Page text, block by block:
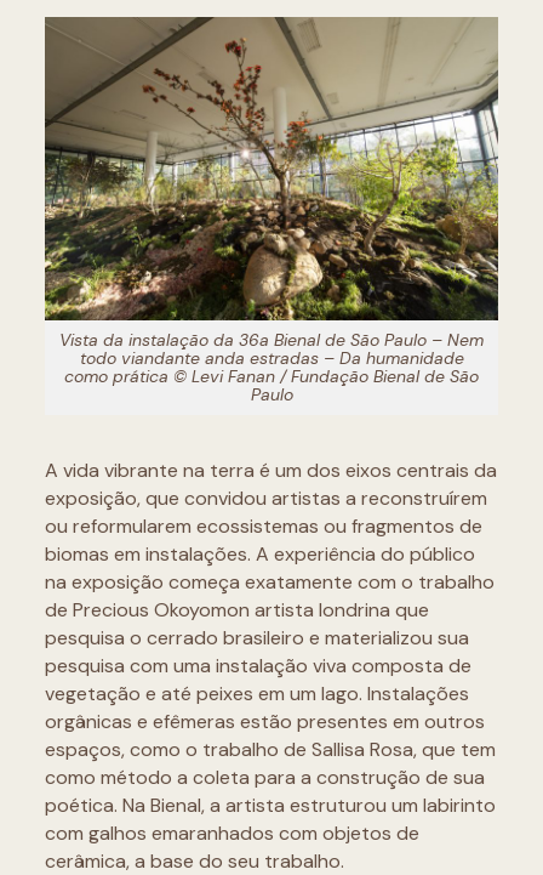
Vista da instalação da 36a Bienal de São Paulo – Nem
todo viandante anda estradas – Da humanidade
como prática © Levi Fanan / Fundação Bienal de São
Paulo
A vida vibrante na terra é um dos eixos centrais da
exposição, que convidou artistas a reconstruírem
ou reformularem ecossistemas ou fragmentos de
biomas em instalações. A experiência do público
na exposição começa exatamente com o trabalho
de Precious Okoyomon artista londrina que
pesquisa o cerrado brasileiro e materializou sua
pesquisa com uma instalação viva composta de
vegetação e até peixes em um lago. Instalações
orgânicas e efêmeras estão presentes em outros
espaços, como o trabalho de Sallisa Rosa, que tem
como método a coleta para a construção de sua
poética. Na Bienal, a artista estruturou um labirinto
com galhos emaranhados com objetos de
cerâmica, a base do seu trabalho.